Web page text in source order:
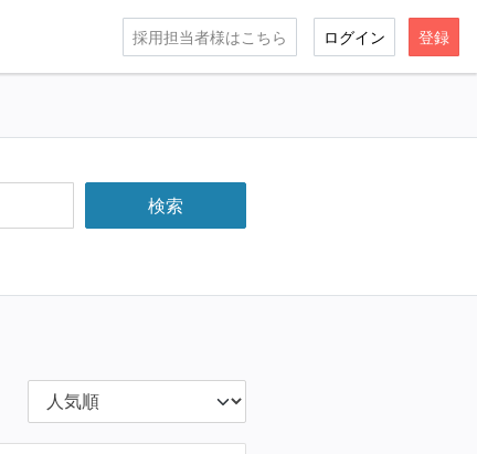
採用担当者様はこちら ログイン 登録